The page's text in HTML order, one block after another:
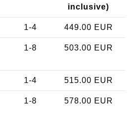
inclusive)
1-4 449.00 EUR
1-8 503.00 EUR
1-4 515.00 EUR
1-8 578.00 EUR